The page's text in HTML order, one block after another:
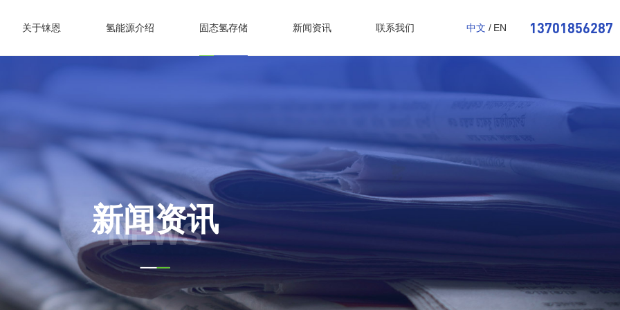
关于铼恩 氢能源介绍 固态氢存储 新闻资讯 联系我们 中文 / EN 13701856287
NEWS
新闻资讯